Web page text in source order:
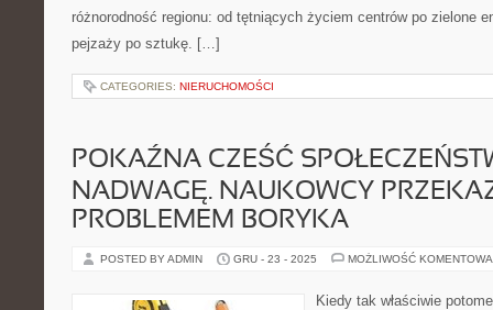
różnorodność regionu: od tętniących życiem centrów po zielone
pejzaży po sztukę. […]
CATEGORIES: NIERUCHOMOŚCI
POKAŹNA CZEŚĆ
NADWAGĘ. NAUKOWCY
PROBLEMEM BORYKA
POSTED BY ADMIN GRU - 23 - 2025 MOŻLIWOŚĆ
Kiedy tak właściwie